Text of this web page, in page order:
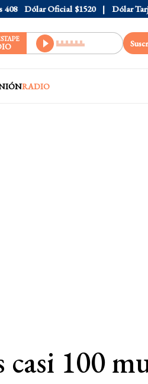
Dólar Oficial $1520 Dólar Tarjeta
RADIO
100